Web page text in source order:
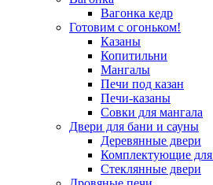
Вагонка кедр
Готовим с огоньком!
Казаны
Копитильни
Мангалы
Печи под казан
Печи-казаны
Совки для мангала
Двери для бани и сауны
Деревянные двери
Комплектующие для
Стеклянные двери